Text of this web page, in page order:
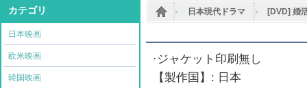
カテゴリ
日本映画
欧米映画
韓国映画
日本現代ドラマ [DVD] 婚
·ジャケット印刷無し
【製作国】: 日本